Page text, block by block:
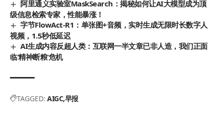
阿里通义实验室MaskSearch：揭秘如何让AI大模型成为顶
级信息检索专家，性能暴涨！
字节FlowAct-R1：单张图+音频，实时生成无限时长数字人
视频，1.5秒低延迟
AI生成内容反超人类：互联网一半文章已非人造，我们正面
临‘精神断粮’危机
TAGGED: AIGC 早报